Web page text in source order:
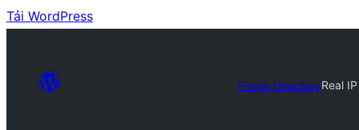
Tải WordPress
Plugin DirectoryReal